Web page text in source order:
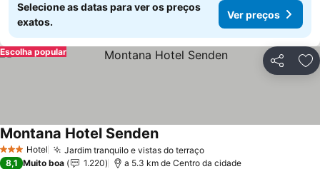
Selecione as datas para ver os preços
exatos.
Ver preços
Partilhar
Escolha popular
3 EstrelasHotel Jardim tranquilo e vistas do terraço
Montana Hotel Senden
8,1 Muito boa 1.220 a 5.3 km de Centro da cidade